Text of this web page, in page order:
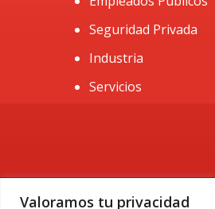
Valoramos tu privacidad
Seguridad Privada
Industria
Servicios